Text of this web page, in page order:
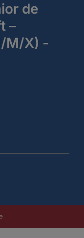
de
–
M/X) -